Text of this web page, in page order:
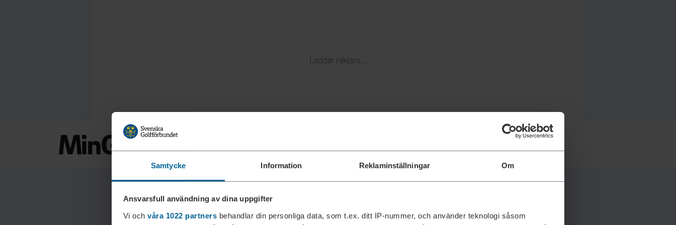
Samtycke Information Reklaminställningar Om
Ansvarsfull användning av dina uppgifter
Vi och våra 1022 partners behandlar din personliga data, som t.ex. ditt IP-nummer, och använder teknologi såsom
Laddar reklam...